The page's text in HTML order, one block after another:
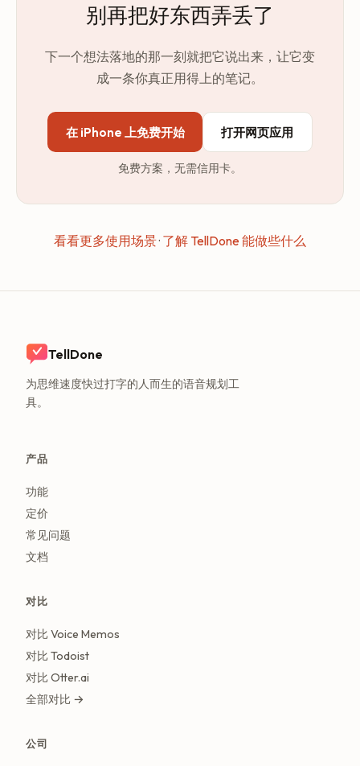
别再把好东西弄丢了
下一个想法落地的那一刻就把它说出来，让它变
成一条你真正用得上的笔记。
在 iPhone 上免费开始 打开网页应用
免费方案，无需信用卡。
看看更多使用场景· 了解 TellDone 能做些什么
TellDone
为思维速度快过打字的人而生的语音规划工
具。
产品
功能
定价
常见问题
文档
对比
对比 Voice Memos
对比 Todoist
对比 Otter.ai
全部对比 →
公司